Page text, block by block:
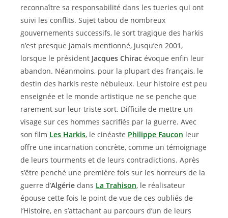
reconnaître sa responsabilité dans les tueries qui ont
suivi les conflits. Sujet tabou de nombreux
gouvernements successifs, le sort tragique des harkis
n’est presque jamais mentionné, jusqu’en 2001,
lorsque le président Jacques Chirac évoque enfin leur
abandon. Néanmoins, pour la plupart des français, le
destin des harkis reste nébuleux. Leur histoire est peu
enseignée et le monde artistique ne se penche que
rarement sur leur triste sort. Difficile de mettre un
visage sur ces hommes sacrifiés par la guerre. Avec
son film Les Harkis, le cinéaste Philippe Faucon leur
offre une incarnation concrète, comme un témoignage
de leurs tourments et de leurs contradictions. Après
s’être penché une première fois sur les horreurs de la
guerre d’Algérie dans La Trahison, le réalisateur
épouse cette fois le point de vue de ces oubliés de
l’Histoire, en s’attachant au parcours d’un de leurs